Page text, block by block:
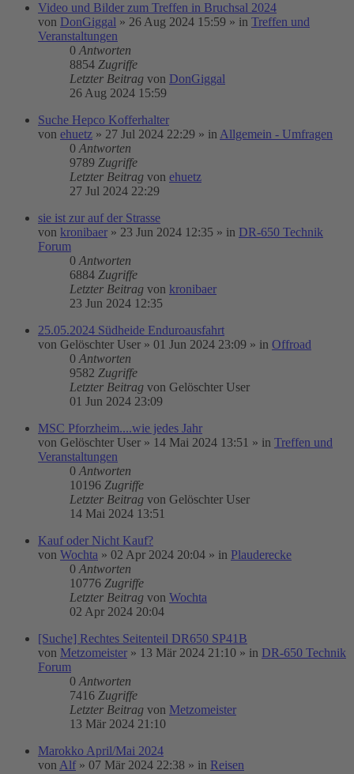
Video und Bilder zum Treffen in Bruchsal 2024
von DonGiggal » 26 Aug 2024 15:59 » in Treffen und
Veranstaltungen
0 Antworten
8854 Zugriffe
Letzter Beitrag von DonGiggal
26 Aug 2024 15:59
Suche Hepco Kofferhalter
von ehuetz » 27 Jul 2024 22:29 » in Allgemein - Umfragen
0 Antworten
9789 Zugriffe
Letzter Beitrag von ehuetz
27 Jul 2024 22:29
sie ist zur auf der Strasse
von kronibaer » 23 Jun 2024 12:35 » in DR-650 Technik
Forum
0 Antworten
6884 Zugriffe
Letzter Beitrag von kronibaer
23 Jun 2024 12:35
25.05.2024 Südheide Enduroausfahrt
von Gelöschter User » 01 Jun 2024 23:09 » in Offroad
0 Antworten
9582 Zugriffe
Letzter Beitrag von Gelöschter User
01 Jun 2024 23:09
MSC Pforzheim....wie jedes Jahr
von Gelöschter User » 14 Mai 2024 13:51 » in Treffen und
Veranstaltungen
0 Antworten
10196 Zugriffe
Letzter Beitrag von Gelöschter User
14 Mai 2024 13:51
Kauf oder Nicht Kauf?
von Wochta » 02 Apr 2024 20:04 » in Plauderecke
0 Antworten
10776 Zugriffe
Letzter Beitrag von Wochta
02 Apr 2024 20:04
[Suche] Rechtes Seitenteil DR650 SP41B
von Metzomeister » 13 Mär 2024 21:10 » in DR-650 Technik
Forum
0 Antworten
7416 Zugriffe
Letzter Beitrag von Metzomeister
13 Mär 2024 21:10
Marokko April/Mai 2024
von Alf » 07 Mär 2024 22:38 » in Reisen